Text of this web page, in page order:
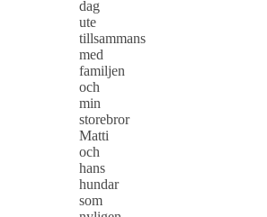
dag
ute
tillsammans
med
familjen
och
min
storebror
Matti
och
hans
hundar
som